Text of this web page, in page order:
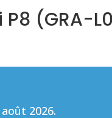
(GRA-
2026.